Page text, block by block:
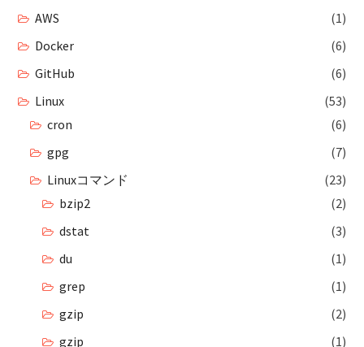
AWS
(1)
Docker
(6)
GitHub
(6)
Linux
(53)
cron
(6)
gpg
(7)
Linuxコマンド
(23)
bzip2
(2)
dstat
(3)
du
(1)
grep
(1)
gzip
(2)
gzip
(1)